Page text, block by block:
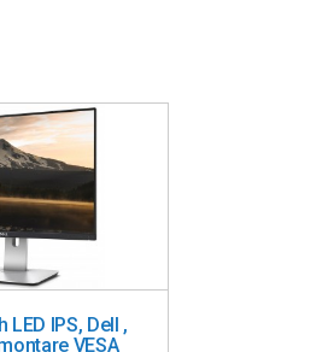
IPS, Dell ,
VESA